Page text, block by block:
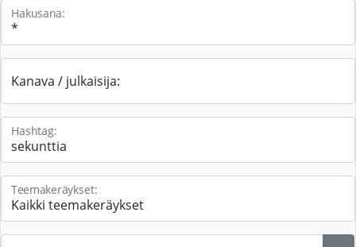
Hakusana:
Kanava / julkaisija:
Hashtag:
Teemakeräykset: